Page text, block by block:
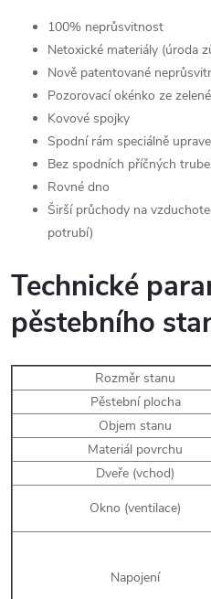
100% neprůsvitnost
Netoxické materiály (úroda
Nově patentované
Pozorovací okénko ze
Kovové spojky
Spodní rám speciálně
Bez spodních příčných
Rovné dno
Širší průchody na
potrubí)
Technické
pěstebního
Rozměr stanu
Pěstební plocha
Objem stanu
Materiál povrchu
Dveře (vchod)
Okno (ventilace)
Napojení